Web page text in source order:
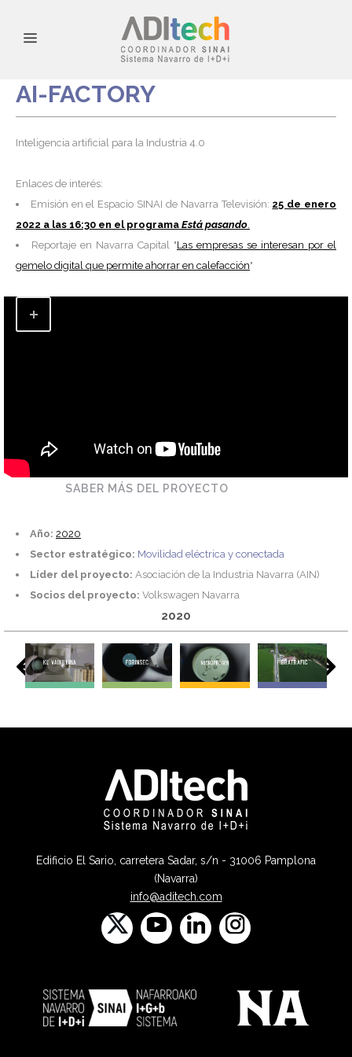
AI-FACTORY
Inteligencia artificial para la Industria 4.0
Enlaces de interés:
Emisión en el Espacio SINAI de Navarra Televisión: 25 de enero
2022 a las 16:30 en el programa Está pasando.
Reportaje en Navarra Capital "Las empresas se interesan por el
gemelo digital que permite ahorrar en calefacción"
SABER MÁS DEL PROYECTO
Año: 2020
Sector estratégico: Movilidad eléctrica y conectada
Líder del proyecto: Asociación de la Industria Navarra (AIN)
Socios del proyecto: Volkswagen Navarra
2020
Edificio El Sario, carretera Sadar, s/n - 31006 Pamplona
(Navarra)
info@aditech.com